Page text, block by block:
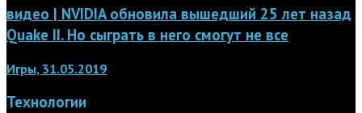
видео | NVIDIA обновила вышедший 25 лет назад
Quake II. Но сыграть в него смогут не все
Игры, 31.05.2019
Технологии